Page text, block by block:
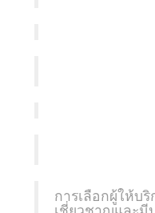
การเลือกผู้ให้บ